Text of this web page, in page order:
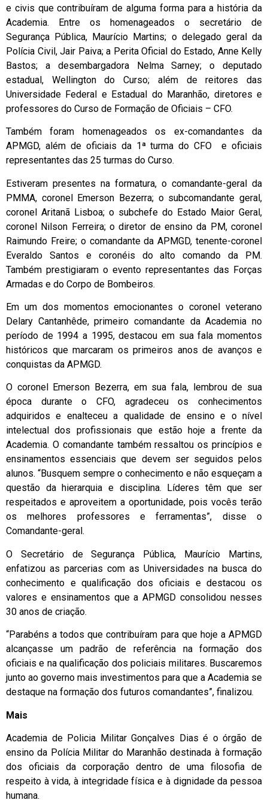
e civis que contribuíram de alguma forma para a história da
Academia. Entre os homenageados o secretário de
Segurança Pública, Maurício Martins; o delegado geral da
Polícia Civil, Jair Paiva; a Perita Oficial do Estado, Anne Kelly
Bastos; a desembargadora Nelma Sarney; o deputado
estadual, Wellington do Curso; além de reitores das
Universidade Federal e Estadual do Maranhão, diretores e
professores do Curso de Formação de Oficiais – CFO.
Também foram homenageados os ex-comandantes da
APMGD, além de oficiais da 1ª turma do CFO e oficiais
representantes das 25 turmas do Curso.
Estiveram presentes na formatura, o comandante-geral da
PMMA, coronel Emerson Bezerra; o subcomandante geral,
coronel Aritanã Lisboa; o subchefe do Estado Maior Geral,
coronel Nilson Ferreira; o diretor de ensino da PM, coronel
Raimundo Freire; o comandante da APMGD, tenente-coronel
Everaldo Santos e coronéis do alto comando da PM.
Também prestigiaram o evento representantes das Forças
Armadas e do Corpo de Bombeiros.
Em um dos momentos emocionantes o coronel veterano
Delary Cantanhêde, primeiro comandante da Academia no
período de 1994 a 1995, destacou em sua fala momentos
históricos que marcaram os primeiros anos de avanços e
conquistas da APMGD.
O coronel Emerson Bezerra, em sua fala, lembrou de sua
época durante o CFO, agradeceu os conhecimentos
adquiridos e enalteceu a qualidade de ensino e o nível
intelectual dos profissionais que estão hoje a frente da
Academia. O comandante também ressaltou os princípios e
ensinamentos essenciais que devem ser seguidos pelos
alunos. “Busquem sempre o conhecimento e não esqueçam a
questão da hierarquia e disciplina. Líderes têm que ser
respeitados e aproveitem a oportunidade, pois vocês terão
os melhores professores e ferramentas”, disse o
Comandante-geral.
O Secretário de Segurança Pública, Maurício Martins,
enfatizou as parcerias com as Universidades na busca do
conhecimento e qualificação dos oficiais e destacou os
valores e ensinamentos que a APMGD consolidou nesses
30 anos de criação.
“Parabéns a todos que contribuíram para que hoje a APMGD
alcançasse um padrão de referência na formação dos
oficiais e na qualificação dos policiais militares. Buscaremos
junto ao governo mais investimentos para que a Academia se
destaque na formação dos futuros comandantes”, finalizou.
Mais
Academia de Policia Militar Gonçalves Dias é o órgão de
ensino da Polícia Militar do Maranhão destinada à formação
dos oficiais da corporação dentro de uma filosofia de
respeito à vida, à integridade física e à dignidade da pessoa
humana.